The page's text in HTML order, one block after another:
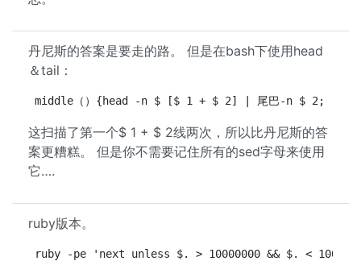
丹尼斯的答案是要走的路。 但是在bash下使用head
＆tail：
这扫描了第一个$ 1 + $ 2线两次，所以比丹尼斯的答
案更糟糕。 但是你不需要记住所有的sed字母来使用
它….
ruby版本。
ruby -pe 'next unless $. > 10000000 && $. <